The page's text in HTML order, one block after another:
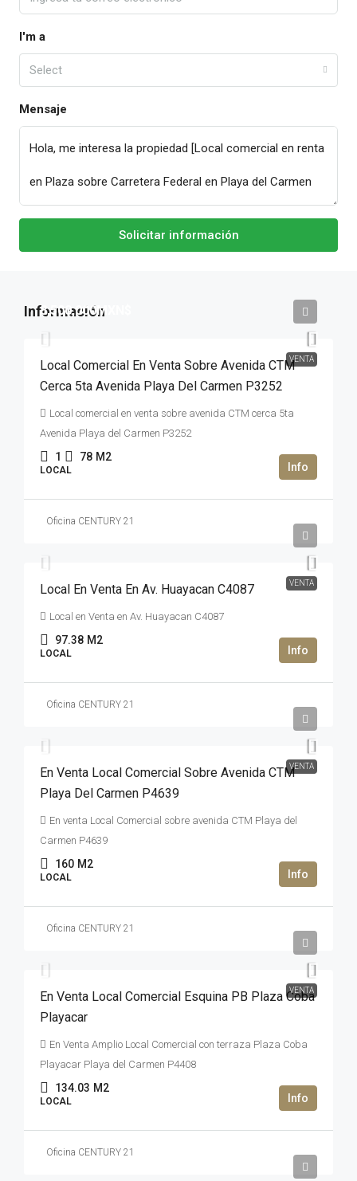
I'm a
Select
Mensaje
Solicitar información
VENTA
8,500,000MXN$
Local Comercial En Venta Sobre Avenida CTM
Cerca 5ta Avenida Playa Del Carmen P3252
Local comercial en venta sobre avenida CTM cerca 5ta
Avenida Playa del Carmen P3252
1 78 M2
LOCAL
Oficina CENTURY 21
VENTA
Local En Venta En Av. Huayacan C4087
Local en Venta en Av. Huayacan C4087
97.38 M2
LOCAL
Oficina CENTURY 21
VENTA
En Venta Local Comercial Sobre Avenida CTM
Playa Del Carmen P4639
En venta Local Comercial sobre avenida CTM Playa del
Carmen P4639
160 M2
LOCAL
Oficina CENTURY 21
VENTA
En Venta Local Comercial Esquina PB Plaza Coba
Playacar
En Venta Amplio Local Comercial con terraza Plaza Coba
Playacar Playa del Carmen P4408
134.03 M2
LOCAL
Oficina CENTURY 21